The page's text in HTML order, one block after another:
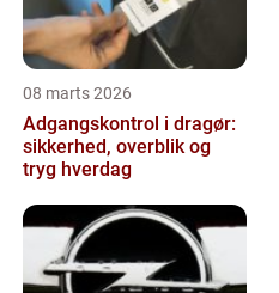
08 marts 2026
Adgangskontrol i dragør:
sikkerhed, overblik og
tryg hverdag